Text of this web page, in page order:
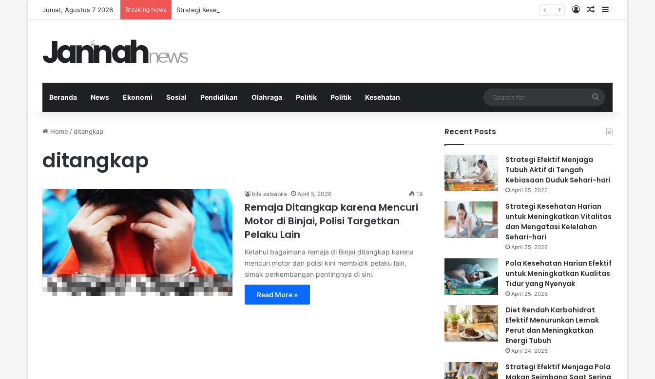
Jumat, Agustus 7 2026 Breaking News Strategi Kesehatan Harian untuk Meningkatkan Vitalitas dan Mengatasi Kelelahan Sehari-hari Log InRandom Article
Sidebar
Beranda News Ekonomi Sosial Pendidikan Olahraga Politik Politik Kesehatan
for
Home /ditangkap
ditangkap
bila salsabila April 5, 2026 19
Remaja Ditangkap karena Mencuri
Motor di Binjai, Polisi Targetkan
Pelaku Lain
Ketahui bagaimana remaja di Binjai ditangkap karena
mencuri motor dan polisi kini membidik pelaku lain,
simak perkembangan pentingnya di sini.
Read More »
Recent Posts
Strategi Efektif Menjaga
Tubuh Aktif di Tengah
Kebiasaan Duduk Sehari-hari
April 25, 2026
Strategi Kesehatan Harian
untuk Meningkatkan Vitalitas
dan Mengatasi Kelelahan
Sehari-hari
April 25, 2026
Pola Kesehatan Harian Efektif
untuk Meningkatkan Kualitas
Tidur yang Nyenyak
April 25, 2026
Diet Rendah Karbohidrat
Efektif Menurunkan Lemak
Perut dan Meningkatkan
Energi Tubuh
April 24, 2026
Strategi Efektif Menjaga Pola
Makan Seimbang Saat Sering